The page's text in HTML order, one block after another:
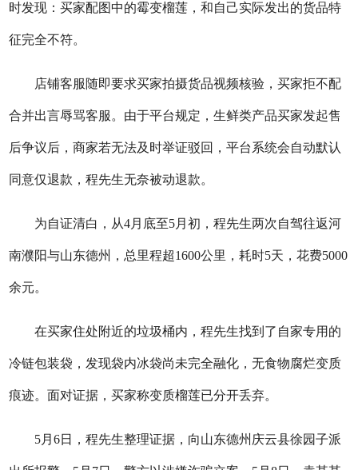
时发现：买家配图中的霉变榴莲，和自己实际发出的货品特
征完全不符。
店铺客服随即要求买家拍摄货品视频核验，买家拒不配
合并出言辱骂客服。由于平台规定，生鲜类产品买家发起售
后争议后，商家若无法及时举证驳回，平台系统会自动默认
同意仅退款，程先生无奈被动退款。
为自证清白，从4月底至5月初，程先生两次自驾往返河
南濮阳与山东德州，总里程超1600公里，耗时5天，花费5000
余元。
在买家住处附近的垃圾桶内，程先生找到了自家专用的
冷链包装袋，发现袋内冰袋尚未完全融化，无食物腐烂变质
痕迹。面对证据，买家称变质榴莲已分开丢弃。
5月6日，程先生整理证据，向山东德州庆云县徐园子派